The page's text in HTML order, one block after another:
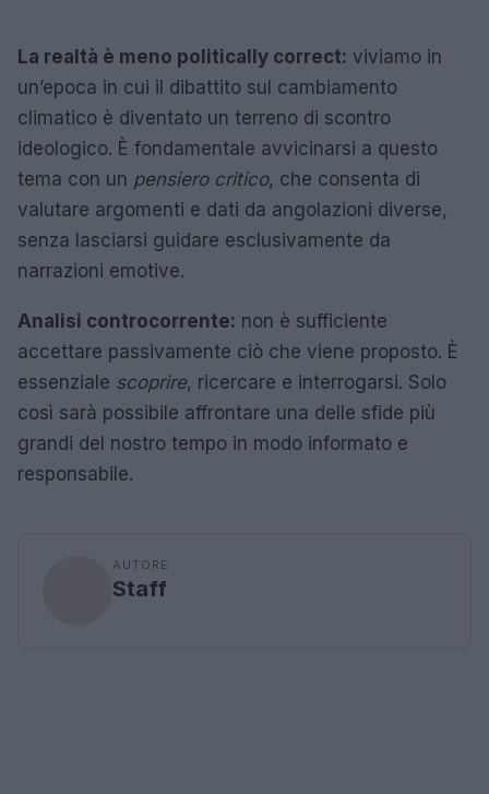
La realtà è meno politically correct: viviamo in
un’epoca in cui il dibattito sul cambiamento
climatico è diventato un terreno di scontro
ideologico. È fondamentale avvicinarsi a questo
tema con un pensiero critico, che consenta di
valutare argomenti e dati da angolazioni diverse,
senza lasciarsi guidare esclusivamente da
narrazioni emotive.
Analisi controcorrente: non è sufficiente
accettare passivamente ciò che viene proposto. È
essenziale scoprire, ricercare e interrogarsi. Solo
così sarà possibile affrontare una delle sfide più
grandi del nostro tempo in modo informato e
responsabile.
AUTORE
Staff